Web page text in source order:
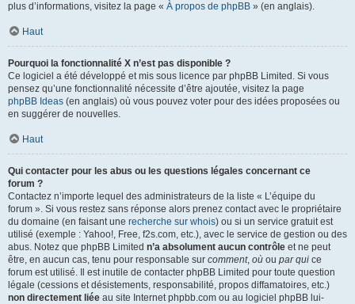
plus d’informations, visitez la page « À propos de phpBB » (en anglais).
Haut
Pourquoi la fonctionnalité X n’est pas disponible ?
Ce logiciel a été développé et mis sous licence par phpBB Limited. Si vous
pensez qu’une fonctionnalité nécessite d’être ajoutée, visitez la page
phpBB Ideas (en anglais) où vous pouvez voter pour des idées proposées ou
en suggérer de nouvelles.
Haut
Qui contacter pour les abus ou les questions légales concernant ce
forum ?
Contactez n’importe lequel des administrateurs de la liste « L’équipe du
forum ». Si vous restez sans réponse alors prenez contact avec le propriétaire
du domaine (en faisant une recherche sur whois) ou si un service gratuit est
utilisé (exemple : Yahoo!, Free, f2s.com, etc.), avec le service de gestion ou des
abus. Notez que phpBB Limited n’a absolument aucun contrôle et ne peut
être, en aucun cas, tenu pour responsable sur comment, où ou par qui ce
forum est utilisé. Il est inutile de contacter phpBB Limited pour toute question
légale (cessions et désistements, responsabilité, propos diffamatoires, etc.)
non directement liée au site Internet phpbb.com ou au logiciel phpBB lui-